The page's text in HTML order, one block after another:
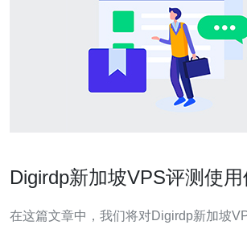
Digirdp新加坡VPS评测使
在这篇文章中，我们将对Digirdp新加坡